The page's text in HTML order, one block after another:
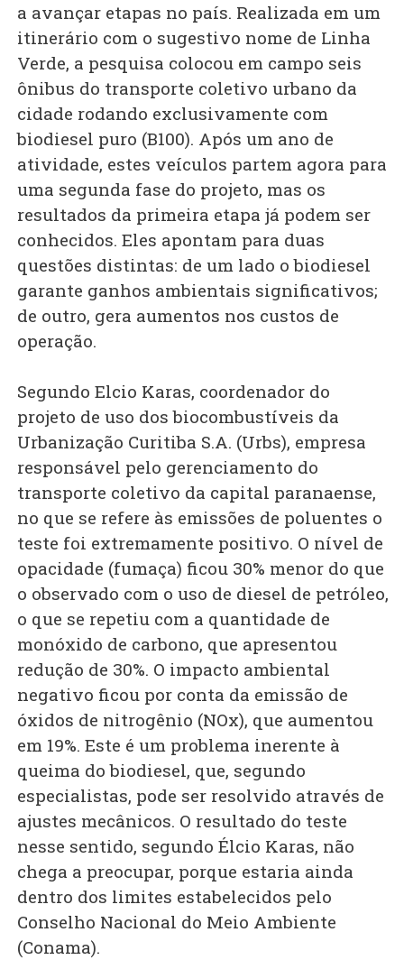
a avançar etapas no país. Realizada em um
itinerário com o sugestivo nome de Linha
Verde, a pesquisa colocou em campo seis
ônibus do transporte coletivo urbano da
cidade rodando exclusivamente com
biodiesel puro (B100). Após um ano de
atividade, estes veículos partem agora para
uma segunda fase do projeto, mas os
resultados da primeira etapa já podem ser
conhecidos. Eles apontam para duas
questões distintas: de um lado o biodiesel
garante ganhos ambientais significativos;
de outro, gera aumentos nos custos de
operação.
Segundo Elcio Karas, coordenador do
projeto de uso dos biocombustíveis da
Urbanização Curitiba S.A. (Urbs), empresa
responsável pelo gerenciamento do
transporte coletivo da capital paranaense,
no que se refere às emissões de poluentes o
teste foi extremamente positivo. O nível de
opacidade (fumaça) ficou 30% menor do que
o observado com o uso de diesel de petróleo,
o que se repetiu com a quantidade de
monóxido de carbono, que apresentou
redução de 30%. O impacto ambiental
negativo ficou por conta da emissão de
óxidos de nitrogênio (NOx), que aumentou
em 19%. Este é um problema inerente à
queima do biodiesel, que, segundo
especialistas, pode ser resolvido através de
ajustes mecânicos. O resultado do teste
nesse sentido, segundo Élcio Karas, não
chega a preocupar, porque estaria ainda
dentro dos limites estabelecidos pelo
Conselho Nacional do Meio Ambiente
(Conama).